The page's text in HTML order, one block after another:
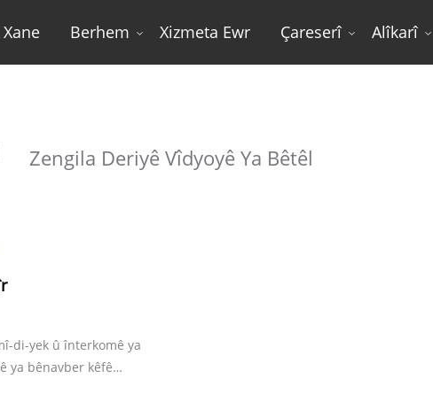
Xane Berhem Xizmeta Ewr Çareserî Alîkarî
Mala Jîr
Zengila Deriyê Vîdyoyê Ya Bêtêl
di-yek û înterkomê ya
ya bênavber kêfê